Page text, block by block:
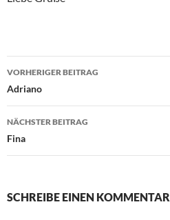
Beitragsnavigation
VORHERIGER BEITRAG
Adriano
NÄCHSTER BEITRAG
Fina
SCHREIBE EINEN KOMMENTAR